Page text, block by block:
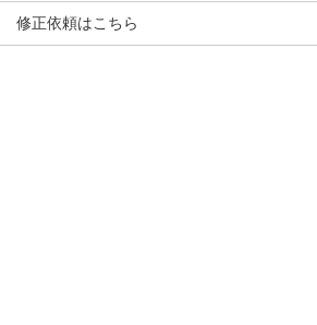
修正依頼はこちら